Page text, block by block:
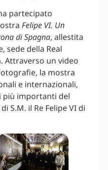
partecipato
Felipe VI. Un
di Spagna, allestita
sede della Real
Attraverso un video
la mostra
e internazionali,
più importanti del
S.M. il Re Felipe VI di